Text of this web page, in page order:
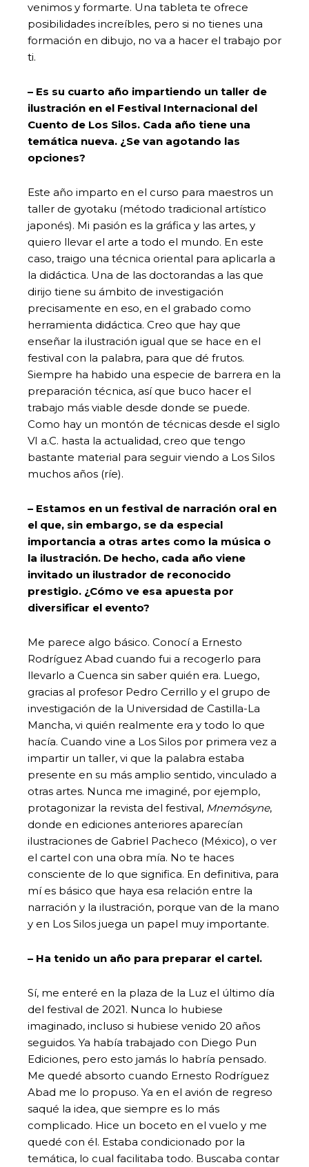
venimos y formarte. Una tableta te ofrece
posibilidades increíbles, pero si no tienes una
formación en dibujo, no va a hacer el trabajo por
ti.
– Es su cuarto año impartiendo un taller de
ilustración en el Festival Internacional del
Cuento de Los Silos. Cada año tiene una
temática nueva. ¿Se van agotando las
opciones?
Este año imparto en el curso para maestros un
taller de gyotaku (método tradicional artístico
japonés). Mi pasión es la gráfica y las artes, y
quiero llevar el arte a todo el mundo. En este
caso, traigo una técnica oriental para aplicarla a
la didáctica. Una de las doctorandas a las que
dirijo tiene su ámbito de investigación
precisamente en eso, en el grabado como
herramienta didáctica. Creo que hay que
enseñar la ilustración igual que se hace en el
festival con la palabra, para que dé frutos.
Siempre ha habido una especie de barrera en la
preparación técnica, así que buco hacer el
trabajo más viable desde donde se puede.
Como hay un montón de técnicas desde el siglo
VI a.C. hasta la actualidad, creo que tengo
bastante material para seguir viendo a Los Silos
muchos años (ríe).
– Estamos en un festival de narración oral en
el que, sin embargo, se da especial
importancia a otras artes como la música o
la ilustración. De hecho, cada año viene
invitado un ilustrador de reconocido
prestigio. ¿Cómo ve esa apuesta por
diversificar el evento?
Me parece algo básico. Conocí a Ernesto
Rodríguez Abad cuando fui a recogerlo para
llevarlo a Cuenca sin saber quién era. Luego,
gracias al profesor Pedro Cerrillo y el grupo de
investigación de la Universidad de Castilla-La
Mancha, vi quién realmente era y todo lo que
hacía. Cuando vine a Los Silos por primera vez a
impartir un taller, vi que la palabra estaba
presente en su más amplio sentido, vinculado a
otras artes. Nunca me imaginé, por ejemplo,
protagonizar la revista del festival, Mnemósyne,
donde en ediciones anteriores aparecían
ilustraciones de Gabriel Pacheco (México), o ver
el cartel con una obra mía. No te haces
consciente de lo que significa. En definitiva, para
mí es básico que haya esa relación entre la
narración y la ilustración, porque van de la mano
y en Los Silos juega un papel muy importante.
– Ha tenido un año para preparar el cartel.
Sí, me enteré en la plaza de la Luz el último día
del festival de 2021. Nunca lo hubiese
imaginado, incluso si hubiese venido 20 años
seguidos. Ya había trabajado con Diego Pun
Ediciones, pero esto jamás lo habría pensado.
Me quedé absorto cuando Ernesto Rodríguez
Abad me lo propuso. Ya en el avión de regreso
saqué la idea, que siempre es lo más
complicado. Hice un boceto en el vuelo y me
quedé con él. Estaba condicionado por la
temática, lo cual facilitaba todo. Buscaba contar